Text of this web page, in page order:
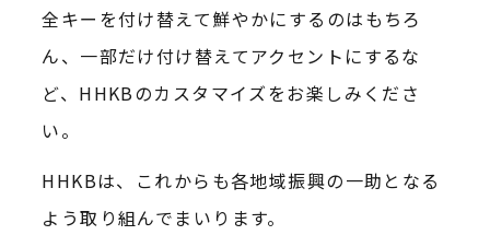
全キーを付け替えて鮮やかにするのはもちろ
ん、一部だけ付け替えてアクセントにするな
ど、HHKBのカスタマイズをお楽しみくださ
い。
HHKBは、これからも各地域振興の一助となる
よう取り組んでまいります。